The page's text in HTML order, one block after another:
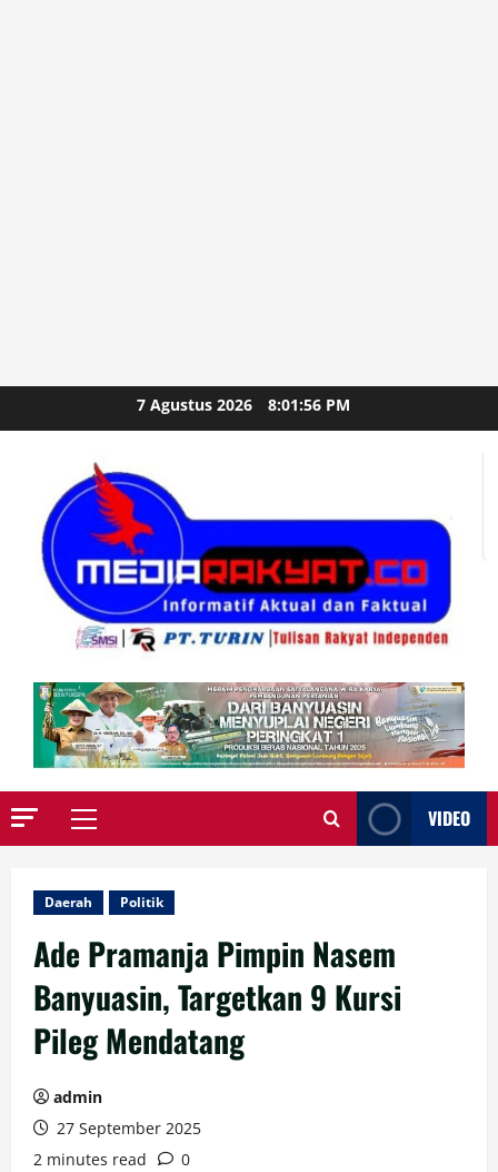
to
7 Agustus 2026 8:01:58 PM
Primary
VIDEO
Daerah Politik
Ade Pramanja Pimpin Nasem
Banyuasin, Targetkan 9 Kursi
Pileg Mendatang
admin
27 September 2025
2 minutes read
0